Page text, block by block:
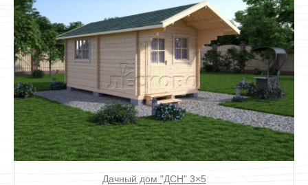
Дачный дом "ДСН" 3×5